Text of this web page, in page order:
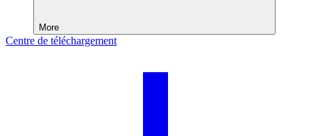
More
Centre de téléchargement